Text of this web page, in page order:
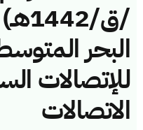
/ق/
البحر
للإتصالات
الاتصالات